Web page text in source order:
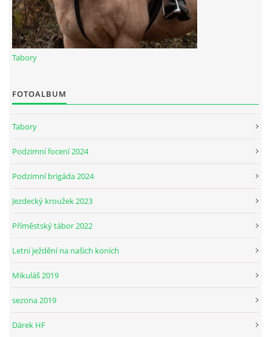
VOLEJTE 604265192
DĚKUJEME ZA PODPORU ČESKÉ UNIÍ SPORTU
PÁTEČNÍ KROUŽEK " ŠKOLA JEZDECTVÍ " BUDE ZAHÁJEN
ČLENOVÉ JK CABALLERO Z RYCHVALDU
PODZIMNÍ BRIGÁDA 4.10.2025
Tabory
FOTOALBUM
Tabory
Podzimní focení 2024
Podzimní brigáda 2024
Jezdecký kroužek 2023
Příměstský tábor 2022
Letní ježdění na našich koních
Mikuláš 2019
sezona 2019
Dárek HF